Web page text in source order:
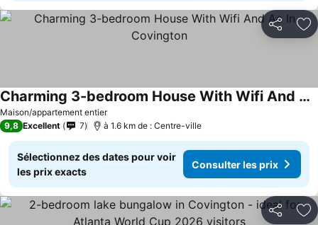
Partager
Maison/appartement entier
Charming 3-bedroom House With Wifi And Ac In Covington
Consulter les prix
9,8 Excellent 7 à 1.6 km de : Centre-ville
Sélectionnez des dates pour voir
les prix exacts
Consulter les prix
Partager